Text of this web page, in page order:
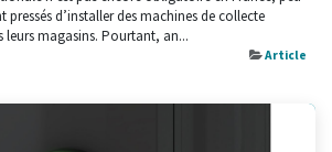
pressés d’installer des machines de collecte
leurs magasins. Pourtant, an...
Article